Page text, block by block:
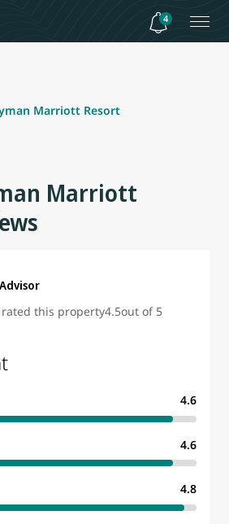
4
Marriott Resort
Marriott
4.6
4.6
4.8